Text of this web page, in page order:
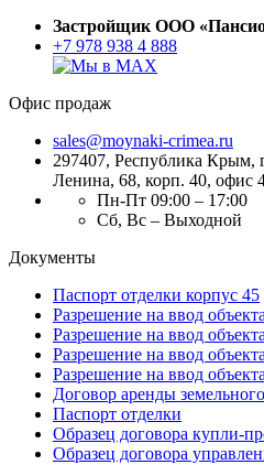
Застройщик ООО
+7 978 938 4 888
Офис продаж
sales@moynaki-crimea.ru
297407, Республика Крым,
Ленина, 68, корп. 40, офис
Пн-Пт 09:00 – 17:00
Сб, Вс – Выходной
Документы
Паспорт отделки корпус 45
Разрешение на ввод
Разрешение на ввод
Разрешение на ввод
Разрешение на ввод
Договор аренды
Паспорт отделки
Образец договора купли-
Образец договора